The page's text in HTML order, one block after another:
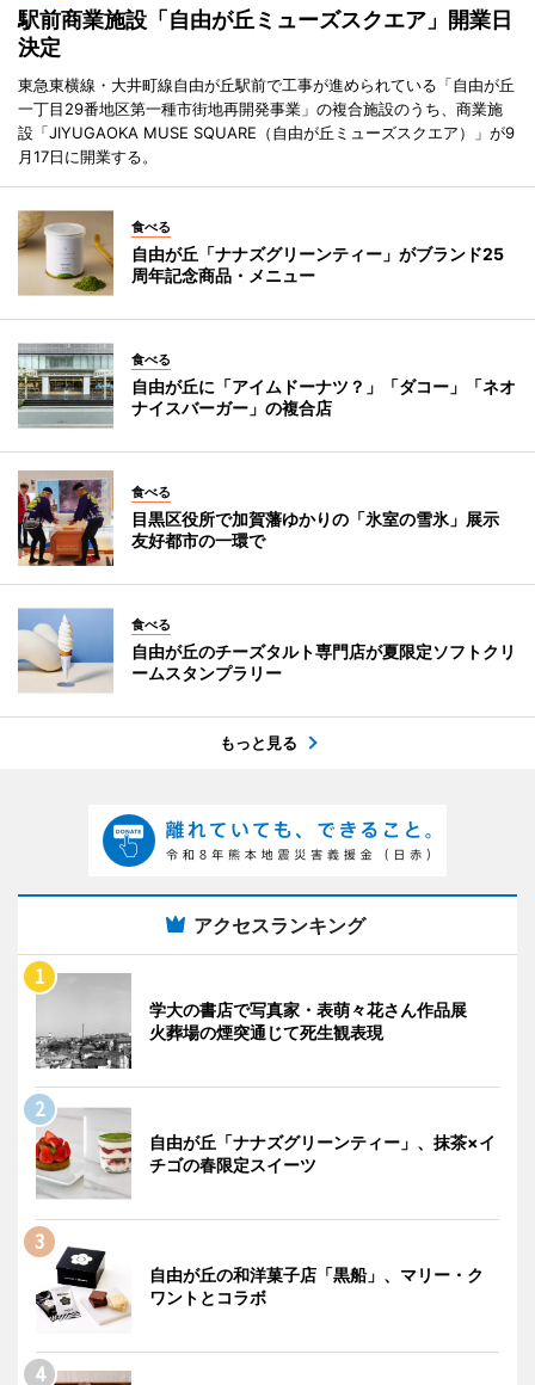
駅前商業施設「自由が丘ミューズスクエア」開業日
決定
東急東横線・大井町線自由が丘駅前で工事が進められている「自由が丘
一丁目29番地区第一種市街地再開発事業」の複合施設のうち、商業施
設「JIYUGAOKA MUSE SQUARE（自由が丘ミューズスクエア）」が9
月17日に開業する。
食べる
自由が丘「ナナズグリーンティー」がブランド25
周年記念商品・メニュー
食べる
自由が丘に「アイムドーナツ？」「ダコー」「ネオ
ナイスバーガー」の複合店
食べる
目黒区役所で加賀藩ゆかりの「氷室の雪氷」展示
友好都市の一環で
食べる
自由が丘のチーズタルト専門店が夏限定ソフトクリ
ームスタンプラリー
もっと見る
アクセスランキング
学大の書店で写真家・表萌々花さん作品展
火葬場の煙突通じて死生観表現
自由が丘「ナナズグリーンティー」、抹茶×イ
チゴの春限定スイーツ
自由が丘の和洋菓子店「黒船」、マリー・ク
ワントとコラボ